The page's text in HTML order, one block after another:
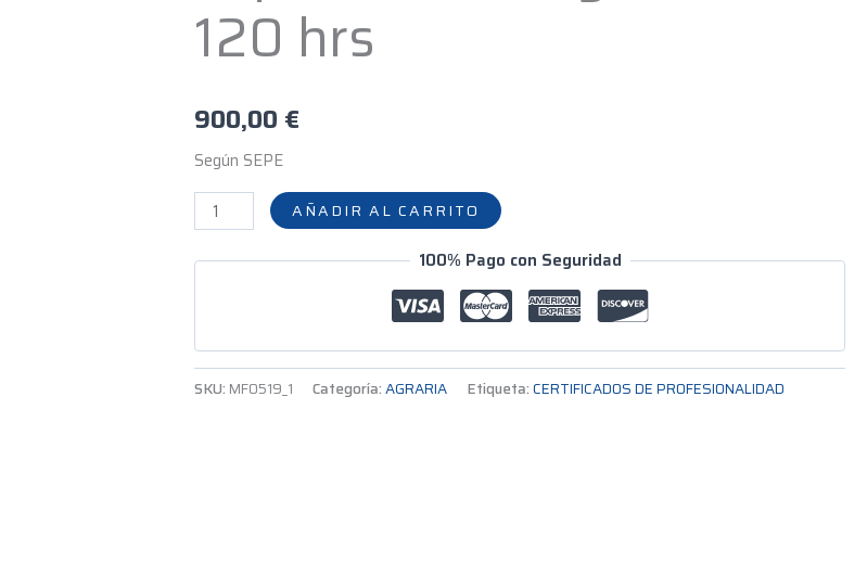
120 hrs
900,00 €
Según SEPE
explotaciones
agrícolas
hrs
cantidad
AÑADIR AL CARRITO
100% Pago con Seguridad
SKU: MF0519_1 Categoría:AGRARIA Etiqueta:CERTIFICADOS DE PROFESIONALIDAD